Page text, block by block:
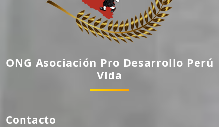
ONG Asociación Pro Desarrollo Perú
Vida
Contacto